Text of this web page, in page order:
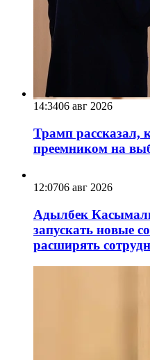
14:3406 авг 2026
Трамп рассказал,
преемником на
12:0706 авг 2026
Адылбек
запускать новые
расширять